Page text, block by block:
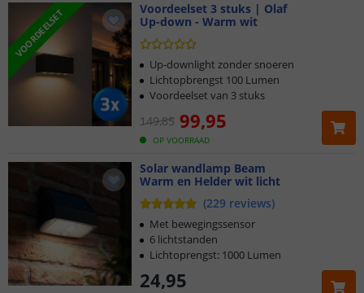
VOORDEELSET
Voordeelset 3 stuks | Olaf
Up-down - Warm wit
OP VOORRAAD
149,85 99,95
Up-downlight zonder snoeren
Lichtopbrengst 100 Lumen
Voordeelset van 3 stuks
Solar wandlamp Beam
Warm en Helder wit licht
(229 reviews)
24,95
Met bewegingssensor
6 lichtstanden
Lichtoprengst: 1000 Lumen